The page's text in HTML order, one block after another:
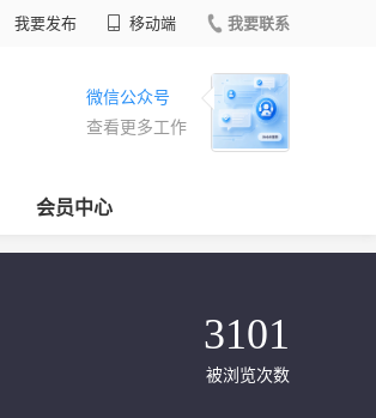
我要发布 移动端 我要联系
微信公众号
查看更多工作
会员中心
3101
被浏览次数